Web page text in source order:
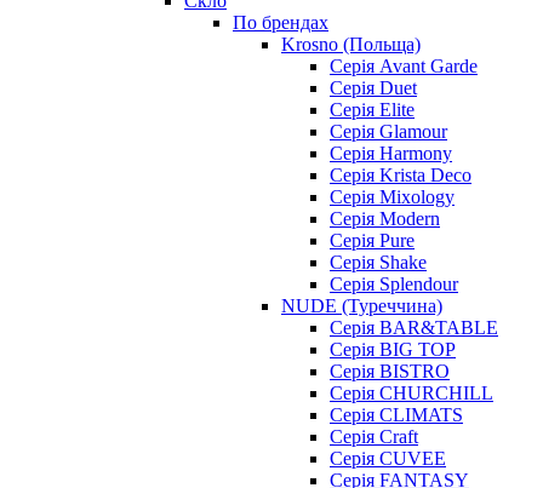
По брендах
Krosno (Польща)
Серія Avant Garde
Серія Duet
Серія Elite
Серія Glamour
Серія Harmony
Серія Krista Deco
Серія Mixology
Серія Modern
Серія Pure
Серія Shake
Серія Splendour
NUDE (Туреччина)
Серія BAR&TABLE
Серія BIG TOP
Серія BISTRO
Серія CHURCHILL
Серія CLIMATS
Серія Craft
Серія CUVEE
Серія FANTASY